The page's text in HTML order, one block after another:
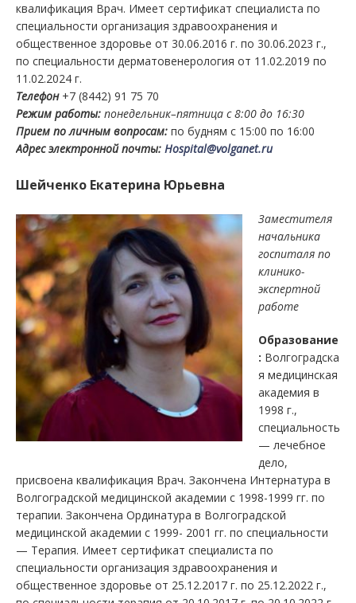
квалификация Врач. Имеет сертификат специалиста по
специальности организация здравоохранения и
общественное здоровье от 30.06.2016 г. по 30.06.2023 г.,
по специальности дерматовенерология от 11.02.2019 по
11.02.2024 г.
Телефон+7 (8442) 91 75 70
Режим работы: понедельник–пятница с 8:00 до 16:30
Прием по личным вопросам: по будням с 15:00 по 16:00
Адрес электронной почты: Hospital@volganet.ru
Шейченко Екатерина Юрьевна
Заместителя
начальника
госпиталя по
клинико-
экспертной
работе
Образование
: Волгоградска
я медицинская
академия в
1998 г.,
специальность
— лечебное
дело,
присвоена квалификация Врач. Закончена Интернатура в
Волгоградской медицинской академии с 1998-1999 гг. по
терапии. Закончена Ординатура в Волгоградской
медицинской академии с 1999- 2001 гг. по специальности
— Терапия. Имеет сертификат специалиста по
специальности организация здравоохранения и
общественное здоровье от 25.12.2017 г. по 25.12.2022 г.,